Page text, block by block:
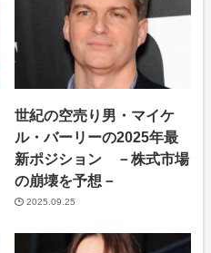
世紀の空売り男・マイケ
ル・バーリーの2025年最
新ポジション －株式市場
の崩壊を予想－
2025.09.25